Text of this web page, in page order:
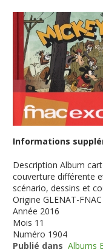
Informations
Description Album
couverture différente
scénario, dessins et
Origine GLENAT-FNAC
Année 2016
Mois 11
Numéro 1904
Publié dans Albums